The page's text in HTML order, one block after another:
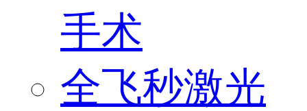
手术
全飞秒激光